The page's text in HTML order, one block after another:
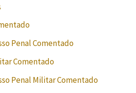
Penal Comentado
Comentado
Penal Militar Comentado